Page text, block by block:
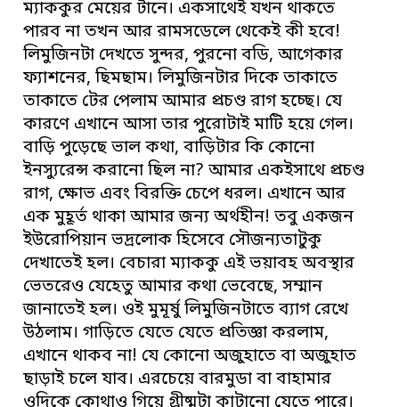
ম্যাককুর মেয়ের টানে। একসাথেই যখন থাকতে
পারব না তখন আর রামসডেলে থেকেই কী হবে!
লিমুজিনটা দেখতে সুন্দর, পুরনো বডি, আগেকার
ফ্যাশনের, ছিমছাম। লিমুজিনটার দিকে তাকাতে
তাকাতে টের পেলাম আমার প্রচণ্ড রাগ হচ্ছে। যে
কারণে এখানে আসা তার পুরোটাই মাটি হয়ে গেল।
বাড়ি পুড়েছে ভাল কথা, বাড়িটার কি কোনো
ইনস্যুরেন্স করানো ছিল না? আমার একইসাথে প্রচণ্ড
রাগ, ক্ষোভ এবং বিরক্তি চেপে ধরল। এখানে আর
এক মুহূর্ত থাকা আমার জন্য অর্থহীন! তবু একজন
ইউরোপিয়ান ভদ্রলোক হিসেবে সৌজন্যতাটুকু
দেখাতেই হল। বেচারা ম্যাককু এই ভয়াবহ অবস্থার
ভেতরেও যেহেতু আমার কথা ভেবেছে, সম্মান
জানাতেই হল। ওই মুমূর্ষু লিমুজিনটাতে ব্যাগ রেখে
উঠলাম। গাড়িতে যেতে যেতে প্রতিজ্ঞা করলাম,
এখানে থাকব না! যে কোনো অজুহাতে বা অজুহাত
ছাড়াই চলে যাব। এরচেয়ে বারমুডা বা বাহামার